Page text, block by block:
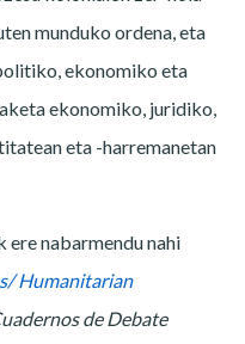
munduko ordena, eta
ekonomiko eta
ekonomiko, juridiko,
eta -harremanetan
ere nabarmendu nahi
Humanitarian
de Debate